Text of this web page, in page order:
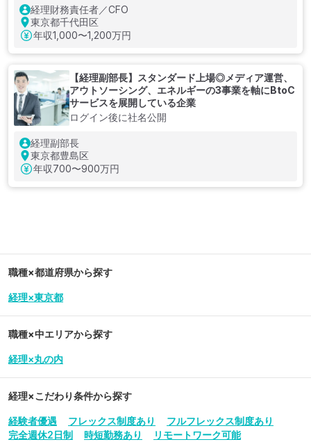
経理財務責任者／CFO
東京都千代田区
年収1,000〜1,200万円
【経理副部長】スタンダード上場◎メディア運営、
アウトソーシング、エネルギーの3事業を軸にBtoC
サービスを展開している企業
ログイン後に社名公開
経理副部長
東京都豊島区
年収700〜900万円
職種×都道府県から探す
経理×東京都
職種×中エリアから探す
経理×丸の内
経理×こだわり条件から探す
経験者優遇 フレックス制度あり
フルフレックス制度あり
完全週休2日制
時短勤務あり
リモートワーク可能